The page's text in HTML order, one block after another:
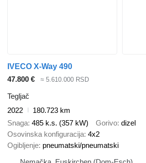
IVECO X-Way 490
47.800 €
≈ 5.610.000 RSD
Tegljač
2022
180.723 km
Snaga 485 k.s. (357 kW) Gorivo dizel
Osovinska konfiguracija 4x2
Ogibljenje pneumatski/pneumatski